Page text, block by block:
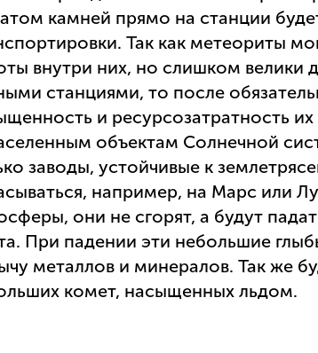
камней прямо на станции
Так как метеориты
внутри них, но слишком велики
станциями, то после
и ресурсозатратность
объектам Солнечной
заводы, устойчивые к
например, на Марс или
они не сгорят, а будут
При падении эти небольшие
металлов и минералов. Так же
комет, насыщенных льдом.